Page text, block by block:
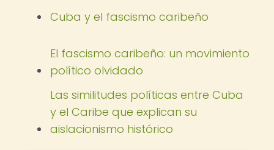
Cuba y el fascismo caribeño
El fascismo caribeño: un movimiento
político olvidado
Las similitudes políticas entre Cuba
y el Caribe que explican su
aislacionismo histórico